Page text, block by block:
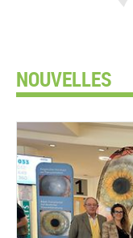
NOUVELLES